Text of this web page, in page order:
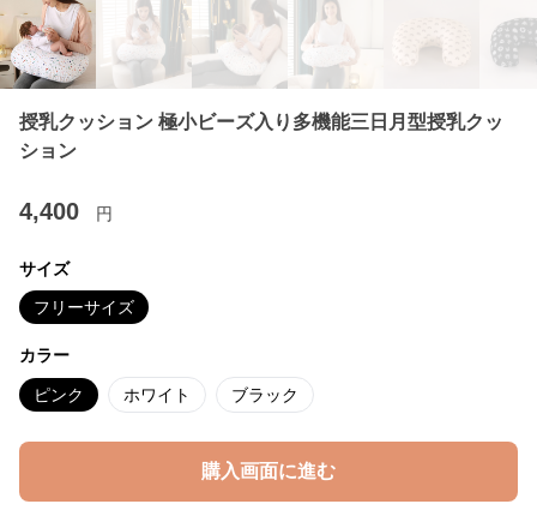
授乳クッション 極小ビーズ入り多機能三日月型授乳クッ
ション
4,400 円
サイズ
フリーサイズ
カラー
ピンク ホワイト ブラック
購入画面に進む